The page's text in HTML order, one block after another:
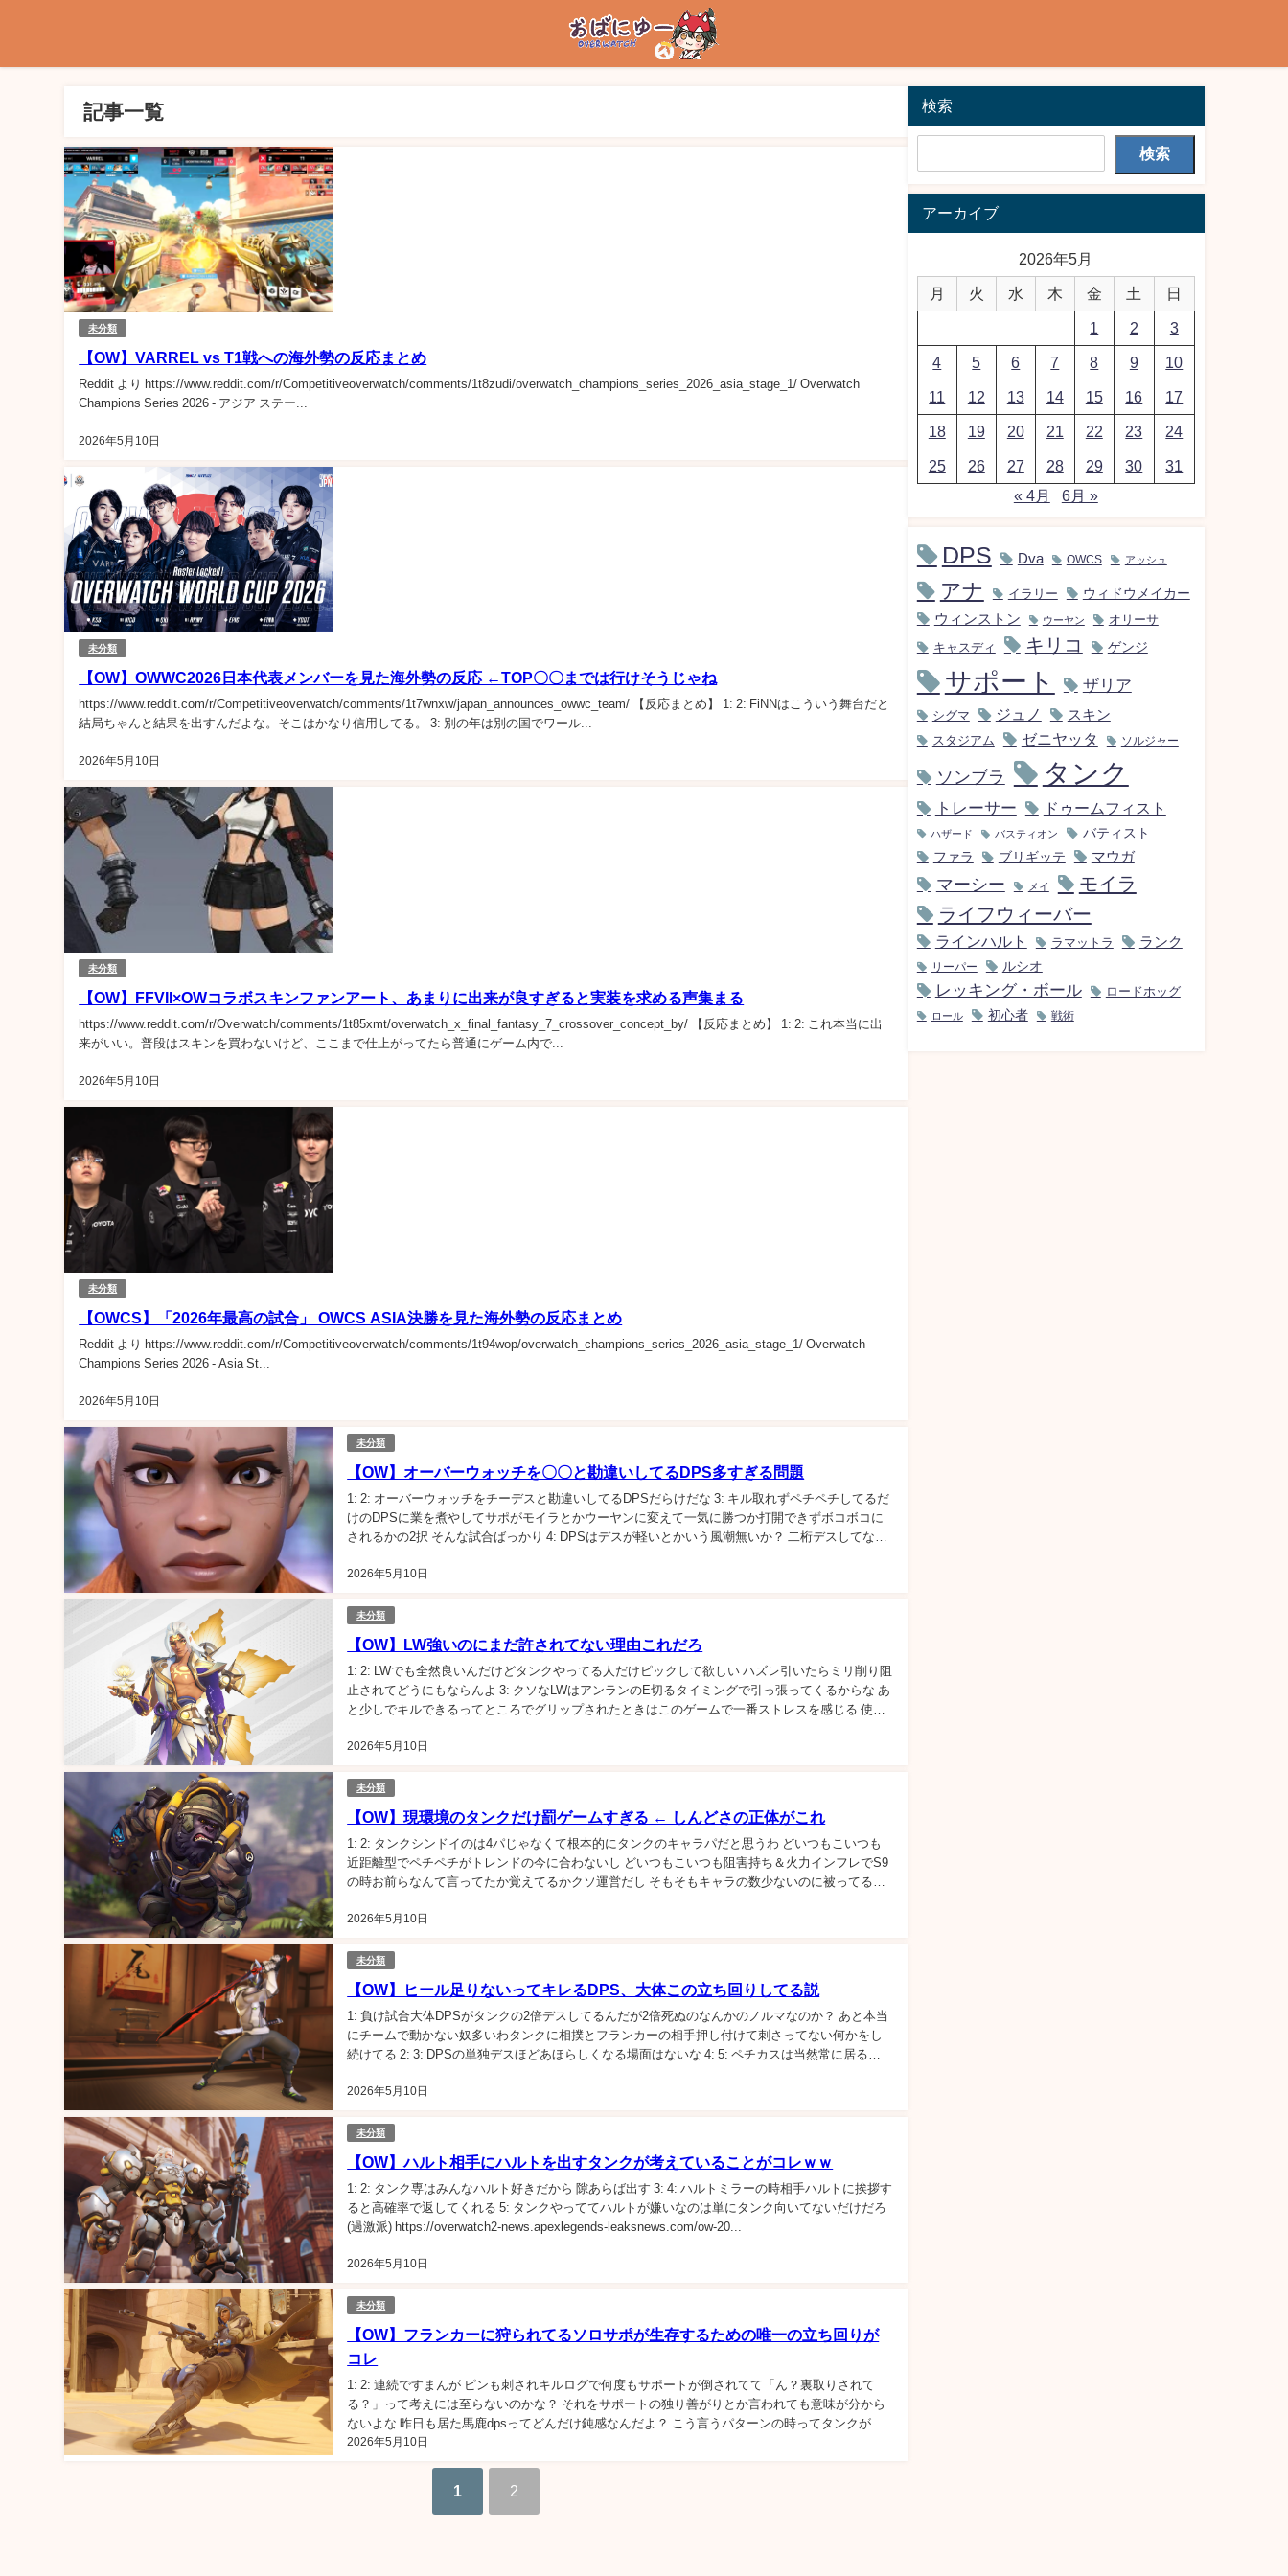
記事一覧
未分類
【OW】VARREL vs T1戦への海外勢の反応まとめ
2026年5月10日
Reddit より https://www.reddit.com/r/Competitiveoverwatch/comments/1t8zudi/overwatch_champions_series_2026_asia_stage_1/ Overwatch
Champions Series 2026 - アジア ステー...
未分類
【OW】OWWC2026日本代表メンバーを見た海外勢の反応 ←TOP〇〇までは行けそうじゃね
2026年5月10日
https://www.reddit.com/r/Competitiveoverwatch/comments/1t7wnxw/japan_announces_owwc_team/ 【反応まとめ】 1: 2: FiNNはこういう舞台だと
結局ちゃんと結果を出すんだよな。そこはかなり信用してる。 3: 別の年は別の国でワール...
未分類
【OW】FFVII×OWコラボスキンファンアート、あまりに出来が良すぎると実装を求める声集まる
2026年5月10日
https://www.reddit.com/r/Overwatch/comments/1t85xmt/overwatch_x_final_fantasy_7_crossover_concept_by/ 【反応まとめ】 1: 2: これ本当に出
来がいい。普段はスキンを買わないけど、ここまで仕上がってたら普通にゲーム内で...
未分類
【OWCS】「2026年最高の試合」 OWCS ASIA決勝を見た海外勢の反応まとめ
2026年5月10日
Reddit より https://www.reddit.com/r/Competitiveoverwatch/comments/1t94wop/overwatch_champions_series_2026_asia_stage_1/ Overwatch
Champions Series 2026 - Asia St...
未分類
【OW】オーバーウォッチを〇〇と勘違いしてるDPS多すぎる問題
2026年5月10日
1: 2: オーバーウォッチをチーデスと勘違いしてるDPSだらけだな 3: キル取れずペチペチしてるだ
けのDPSに業を煮やしてサポがモイラとかウーヤンに変えて一気に勝つか打開できずボコボコに
されるかの2択 そんな試合ばっかり 4: DPSはデスが軽いとかいう風潮無いか？ 二桁デスしてなお
未分類
【OW】LW強いのにまだ許されてない理由これだろ
2026年5月10日
1: 2: LWでも全然良いんだけどタンクやってる人だけピックして欲しい ハズレ引いたらミリ削り阻
止されてどうにもならんよ 3: クソなLWはアンランのE切るタイミングで引っ張ってくるからな あ
と少しでキルできるってところでグリップされたときはこのゲームで一番ストレスを感じる 使い
未分類
【OW】現環境のタンクだけ罰ゲームすぎる ← しんどさの正体がこれ
2026年5月10日
1: 2: タンクシンドイのは4パじゃなくて根本的にタンクのキャラパだと思うわ どいつもこいつも
近距離型でペチペチがトレンドの今に合わないし どいつもこいつも阻害持ち＆火力インフレでS9
の時お前らなんて言ってたか覚えてるかクソ運営だし そもそもキャラの数少ないのに被ってるの
未分類
【OW】ヒール足りないってキレるDPS、大体この立ち回りしてる説
2026年5月10日
1: 負け試合大体DPSがタンクの2倍デスしてるんだが2倍死ぬのなんかのノルマなのか？ あと本当
にチームで動かない奴多いわタンクに相撲とフランカーの相手押し付けて刺さってない何かをし
続けてる 2: 3: DPSの単独デスほどあほらしくなる場面はないな 4: 5: ペチカスは当然常に居るん
未分類
【OW】ハルト相手にハルトを出すタンクが考えていることがコレｗｗ
2026年5月10日
1: 2: タンク専はみんなハルト好きだから 隙あらば出す 3: 4: ハルトミラーの時相手ハルトに挨拶す
ると高確率で返してくれる 5: タンクやっててハルトが嫌いなのは単にタンク向いてないだけだろ
(過激派) https://overwatch2-news.apexlegends-leaksnews.com/ow-20...
未分類
【OW】フランカーに狩られてるソロサポが生存するための唯一の立ち回りが
コレ
2026年5月10日
1: 2: 連続ですまんが ピンも刺されキルログで何度もサポートが倒されてて「ん？裏取りされて
る？」って考えには至らないのかな？ それをサポートの独り善がりとか言われても意味が分から
ないよな 昨日も居た馬鹿dpsってどんだけ鈍感なんだよ？ こう言うパターンの時ってタンクがわ
ざわざ倒してくれるから申し訳ない dpsだけで...
1 2
検索
検索
アーカイブ
2026年5月
月 火 水 木 金 土 日
1 2 3
4 5 6 7 8 9 10
11 12 13 14 15 16 17
18 19 20 21 22 23 24
25 26 27 28 29 30
31
« 4月
6月 »
DPS Dva OWCS アッシュ
アナ イラリー ウィドウメイカー
ウィンストン ウーヤン オリーサ
キャスディ キリコ ゲンジ
サポート ザリア
シグマ ジュノ スキン
スタジアム ゼニヤッタ ソルジャー
ソンブラ タンク
トレーサー ドゥームフィスト
ハザード バスティオン
バティスト
ファラ
ブリギッテ マウガ
マーシー メイ
モイラ
ライフウィーバー
ラインハルト ラマットラ ランク
リーパー ルシオ
レッキング・ボール ロードホッグ
ロール 初心者 戦術